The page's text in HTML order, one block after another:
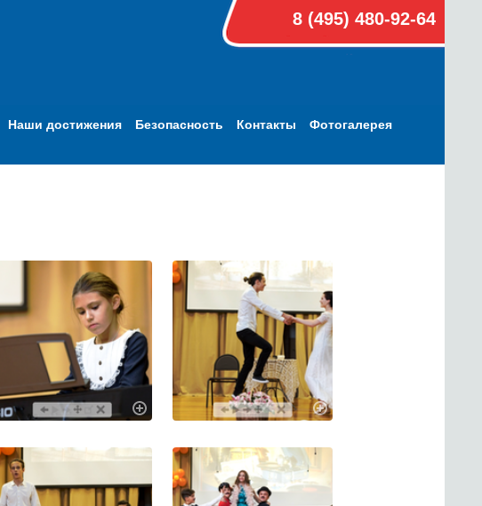
8 (495) 480-92-64
Наши достижения Безопасность Контакты
Фотогалерея